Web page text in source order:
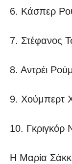
6. Κάσπερ
7. Στέφανος
8. Αντρέι
9. Χούμπερτ
10. Γκριγκόρ
Η Μαρία